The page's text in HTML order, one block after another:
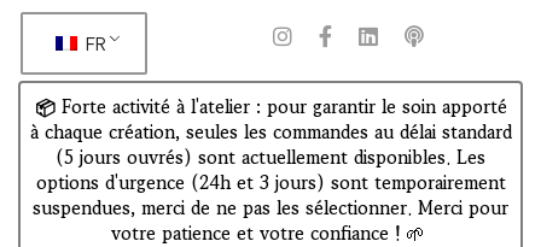
📦 Forte activité à l'atelier : pour garantir le soin apporté
à chaque création, seules les commandes au délai standard
(5 jours ouvrés) sont actuellement disponibles. Les
options d'urgence (24h et 3 jours) sont temporairement
suspendues, merci de ne pas les sélectionner. Merci pour
votre patience et votre confiance ! 🌱
FR